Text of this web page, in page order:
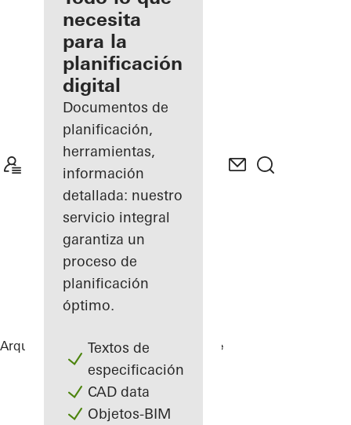
registrado
Descubre
mi área
de
trabajo
necesita
para la
planificación
digital
Documentos de
planificación,
herramientas,
información
detallada: nuestro
servicio integral
garantiza un
proceso de
planificación
óptimo.
Textos de
especificación
CAD data
Objetos-BIM
Arquitectos ReferenciasPrivate Home